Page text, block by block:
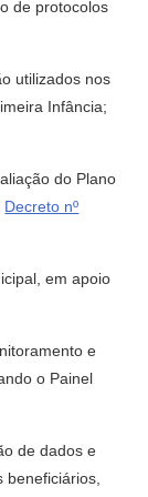
de protocolos
utilizados nos
Infância;
do Plano
Decreto nº
em apoio
e
o Painel
de dados e